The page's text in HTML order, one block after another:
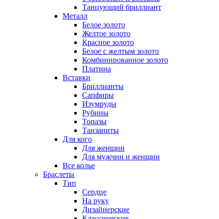
Танцующий бриллиант
Металл
Белое золото
Желтое золото
Красное золото
Белое с желтым золото
Комбинированное золото
Платина
Вставки
Бриллианты
Сапфиры
Изумруды
Рубины
Топазы
Танзаниты
Для кого
Для женщин
Для мужчин и женщин
Все колье
Браслеты
Тип
Сердце
На руку
Дизайнерские